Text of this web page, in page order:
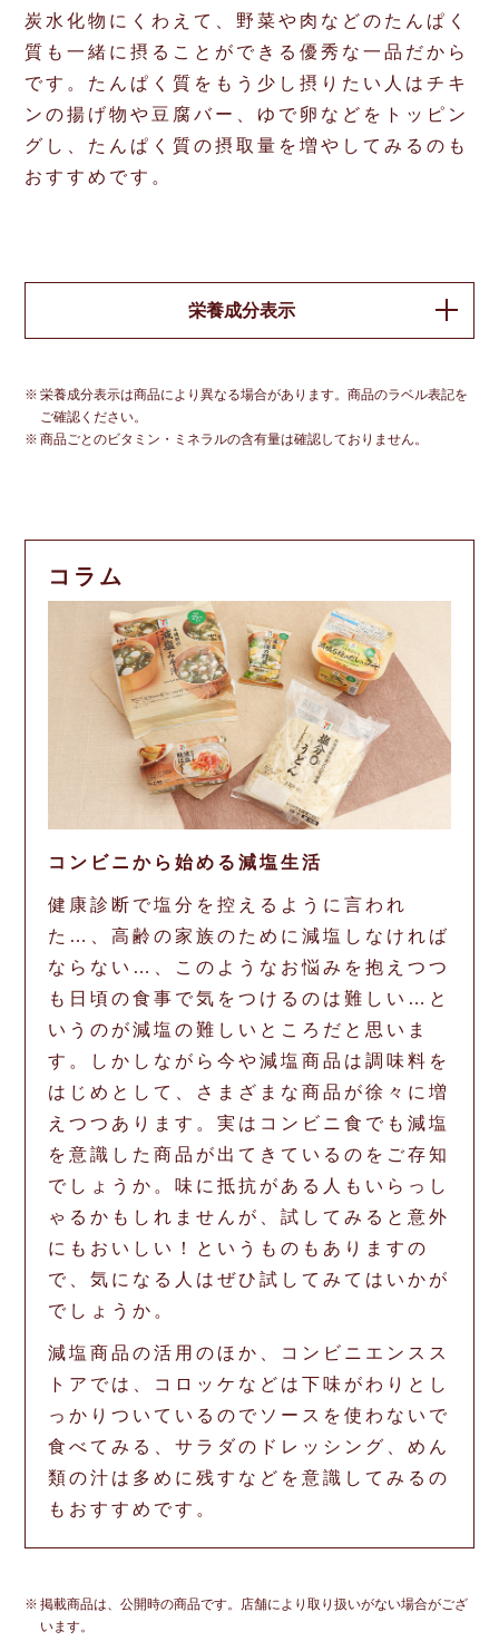
炭水化物にくわえて、野菜や肉などのたんぱく
質も一緒に摂ることができる優秀な一品だから
です。たんぱく質をもう少し摂りたい人はチキ
ンの揚げ物や豆腐バー、ゆで卵などをトッピン
グし、たんぱく質の摂取量を増やしてみるのも
おすすめです。
栄養成分表示
栄養成分表示は商品により異なる場合があります。商品のラベル表記を
ご確認ください。
商品ごとのビタミン・ミネラルの含有量は確認しておりません。
コラム
コンビニから始める減塩生活
健康診断で塩分を控えるように言われ
た…、高齢の家族のために減塩しなければ
ならない…、このようなお悩みを抱えつつ
も日頃の食事で気をつけるのは難しい…と
いうのが減塩の難しいところだと思いま
す。しかしながら今や減塩商品は調味料を
はじめとして、さまざまな商品が徐々に増
えつつあります。実はコンビニ食でも減塩
を意識した商品が出てきているのをご存知
でしょうか。味に抵抗がある人もいらっし
ゃるかもしれませんが、試してみると意外
にもおいしい！というものもありますの
で、気になる人はぜひ試してみてはいかが
でしょうか。
減塩商品の活用のほか、コンビニエンスス
トアでは、コロッケなどは下味がわりとし
っかりついているのでソースを使わないで
食べてみる、サラダのドレッシング、めん
類の汁は多めに残すなどを意識してみるの
もおすすめです。
掲載商品は、公開時の商品です。店舗により取り扱いがない場合がござ
います。